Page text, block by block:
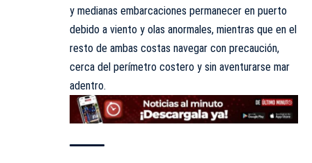
y medianas embarcaciones permanecer en puerto
debido a viento y olas anormales, mientras que en el
resto de ambas costas navegar con precaución,
cerca del perímetro costero y sin aventurarse mar
adentro.